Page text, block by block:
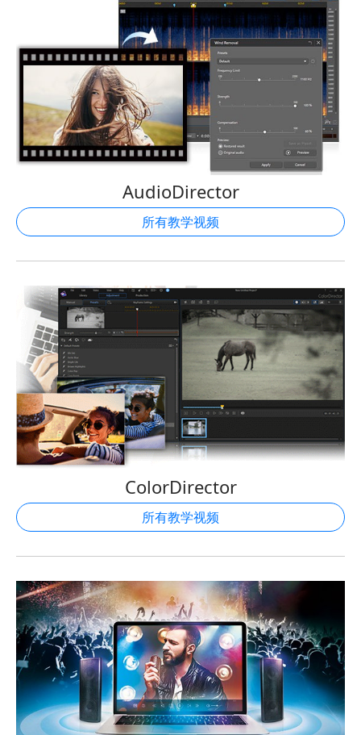
AudioDirector
所有教学视频
ColorDirector
所有教学视频